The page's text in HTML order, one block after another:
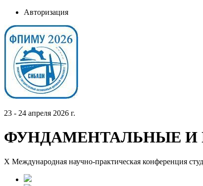
Авторизация
23 - 24 апреля 2026 г.
ФУНДАМЕНТАЛЬНЫЕ
X Международная научно-практическая конференция